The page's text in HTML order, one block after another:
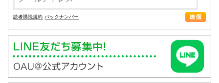
読者購読規約 バックナンバー